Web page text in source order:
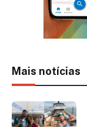
Mais notícias